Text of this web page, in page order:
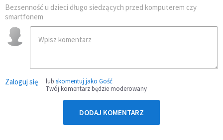
Bezsenność u dzieci długo siedzących przed komputerem czy
smartfonem
Zaloguj się lub skomentuj jako Gość
Twój komentarz będzie moderowany
DODAJ KOMENTARZ